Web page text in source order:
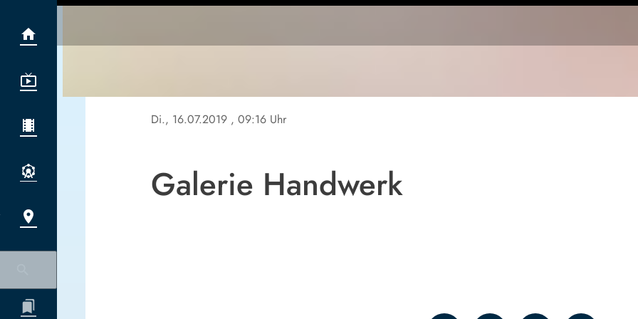
Di., 16.07.2019 , 09:16 Uhr
Galerie Handwerk